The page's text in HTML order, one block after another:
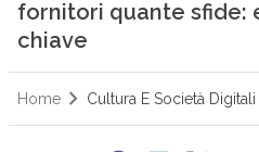
fornitori quante sfide:
chiave
Home Cultura E Società Digitali